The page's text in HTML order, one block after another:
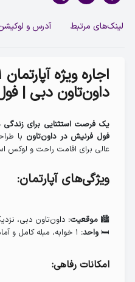
آدرس و لینک‌های مرتبط
داون‌تاون دبی |
یک فرصت استثنایی برای
فول فرنیش در داون‌تاون با
عالی برای اقامت راحت و لوکس
ویژگی‌های آپارتمان:
🏙 موقعیت: داون‌تاون دبی،
🛏 واحد:
امکانات رفاهی: